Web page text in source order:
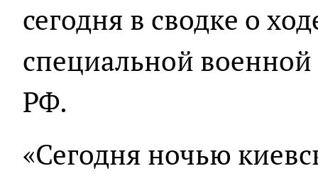
сегодня в сводке о
специальной
РФ.
«Сегодня ночью